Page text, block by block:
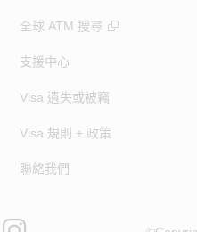
全球 ATM 搜尋
支援中心
Visa 遺失或被竊
Visa 規則 + 政策
聯絡我們